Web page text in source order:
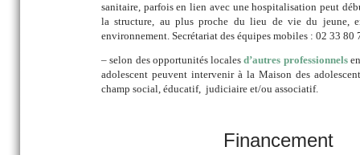
sanitaire, parfois en lien avec une hospitalisation peut
la structure, au plus proche du lieu de vie du jeune,
environnement. Secrétariat des équipes mobiles : 02 33 80
– selon des opportunités localesd’autres professionnels
adolescent peuvent intervenir à la Maison des
champ social, éducatif, judiciaire et/ou associatif.
Financement